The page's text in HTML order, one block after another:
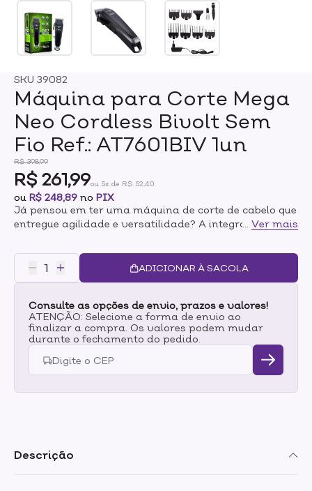
SKU 39082
Máquina para Corte Mega
Neo Cordless Bivolt Sem
Fio Ref.: AT7601BIV 1un
R$ 398,99
R$ 261,99ou 5x de R$ 52,40
ou R$ 248,89 no PIX
Já pensou em ter uma máquina de corte de cabelo que
entregue agilidade e versatilidade? A integrante de
mais conhecida como Mega NEO.A Mega Neo Cordless
é essencial para os profissionais exigentes em seu
trabalho. Isso porque ela consegue realizar
tradicional faz.ESPECIFICAÇÕES:Sem fioKit com 12
peçasKit com 11 peçasMáquina de corte
profissionalAlavanca com 4 níveisSwitch clássico6
pentes de encaixe (0,5/1,5/3/6/9/12 mm)6000 RPM10w
de Potência
Ver mais
ADICIONAR À SACOLA
Consulte as opções de envio, prazos e valores!
ATENÇÃO: Selecione a forma de envio ao
finalizar a compra. Os valores podem mudar
durante o fechamento do pedido.
Descrição